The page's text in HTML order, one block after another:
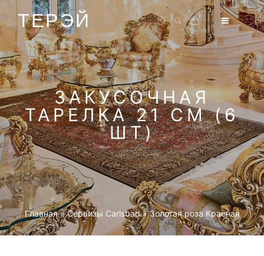
ТЕРЭЙ
ЗАКУСОЧНАЯ
ТАРЕЛКА 21 СМ (6
ШТ)
Главная »Cервизы Carlsbad »Золотая роза Красная